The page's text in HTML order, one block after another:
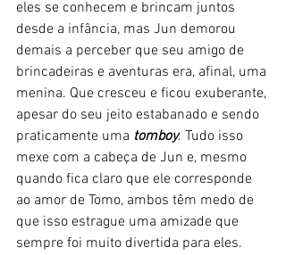
eles se conhecem e brincam juntos
desde a infância, mas Jun demorou
demais a perceber que seu amigo de
brincadeiras e aventuras era, afinal, uma
menina. Que cresceu e ficou exuberante,
apesar do seu jeito estabanado e sendo
praticamente uma tomboy. Tudo isso
mexe com a cabeça de Jun e, mesmo
quando fica claro que ele corresponde
ao amor de Tomo, ambos têm medo de
que isso estrague uma amizade que
sempre foi muito divertida para eles.